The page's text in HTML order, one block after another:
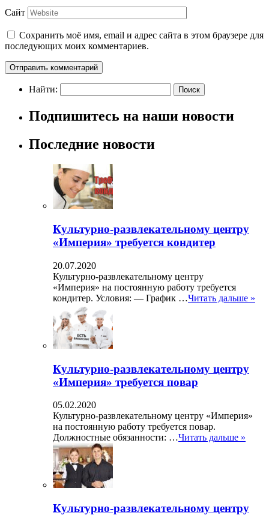
Сайт
Сохранить моё имя, email и адрес сайта в этом браузере для
последующих моих комментариев.
Найти:
Подпишитесь на наши новости
Последние новости
Культурно-развлекательному центру
«Империя» требуется кондитер
20.07.2020
Культурно-развлекательному центру
«Империя» на постоянную работу требуется
кондитер. Условия: — График …Читать дальше »
Культурно-развлекательному центру
«Империя» требуется повар
05.02.2020
Культурно-развлекательному центру «Империя»
на постоянную работу требуется повар.
Должностные обязанности: …Читать дальше »
Культурно-развлекательному центру